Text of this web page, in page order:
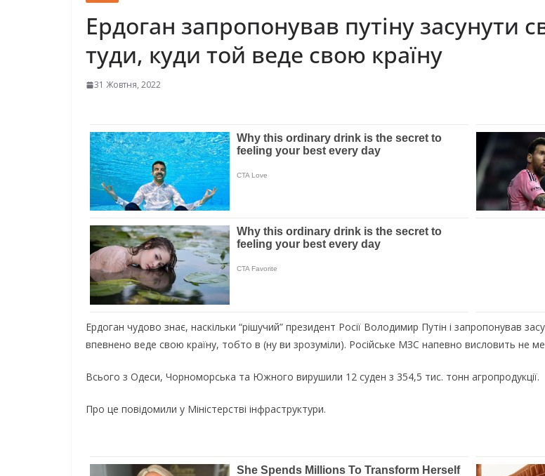
Ердоган запропонував путіну засунути
туди, куди той веде свою країну
31 Жовтня, 2022
Ердоган чудово знає, наскільки “рішучий” президент Росії Володимир Путін і запропонував
впевнено веде свою країну, тобто в (ну ви зрозуміли). Російське МЗС напевно висловить не
Всього з Одеси, Чорноморська та Южного вирушили 12 суден з 354,5 тис. тонн агропродукції.
Про це повідомили у Міністерстві інфраструктури.